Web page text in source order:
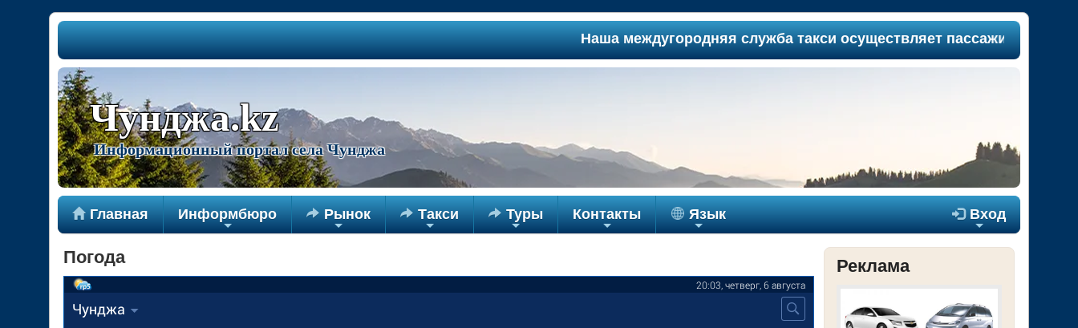
Наша междугородняя служба такси осуществляет
Чунджа.kz
Информационный портал села Чунджа
 Главная Информбюро  Рынок  Такси  Туры Контакты Язык  Вход
Погода Реклама